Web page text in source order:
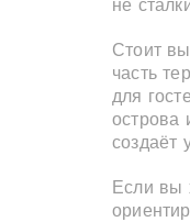
не
Стоит
часть
для
острова
создаёт
Если вы